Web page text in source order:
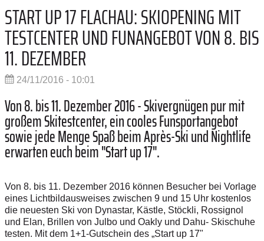
START UP 17 FLACHAU: SKIOPENING MIT
TESTCENTER UND FUNANGEBOT VON 8. BIS
11. DEZEMBER
24/11/2016 - 10:01
Von 8. bis 11. Dezember 2016 - Skivergnügen pur mit
großem Skitestcenter, ein cooles Funsportangebot
sowie jede Menge Spaß beim Après-Ski und Nightlife
erwarten euch beim "Start up 17".
Von 8. bis 11. Dezember 2016 können Besucher bei Vorlage
eines Lichtbildausweises zwischen 9 und 15 Uhr kostenlos
die neuesten Ski von Dynastar, Kästle, Stöckli, Rossignol
und Elan, Brillen von Julbo und Oakly und Dahu- Skischuhe
testen. Mit dem 1+1-Gutschein des „Start up 17"